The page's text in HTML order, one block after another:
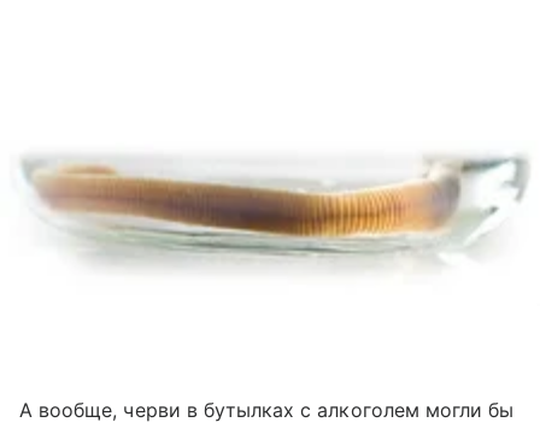
А вообще, черви в бутылках с алкоголем могли бы